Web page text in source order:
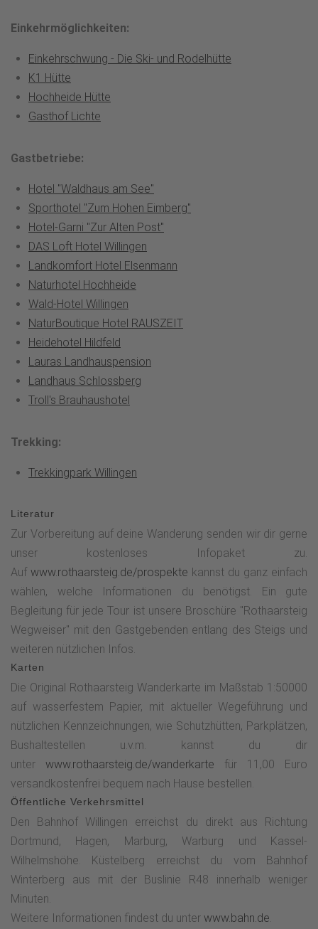
Einkehrmöglichkeiten:
Einkehrschwung - Die Ski- und Rodelhütte
K1 Hütte
Hochheide Hütte
Gasthof Lichte
Gastbetriebe:
Hotel "Waldhaus am See"
Sporthotel "Zum Hohen Eimberg"
Hotel-Garni "Zur Alten Post"
DAS Loft Hotel Willingen
Landkomfort Hotel Elsenmann
Naturhotel Hochheide
Wald-Hotel Willingen
NaturBoutique Hotel RAUSZEIT
Heidehotel Hildfeld
Lauras Landhauspension
Landhaus Schlossberg
Troll's Brauhaushotel
Trekking:
Trekkingpark Willingen
Literatur
Zur Vorbereitung auf deine Wanderung senden wir dir gerne
unser kostenloses Infopaket zu.
Auf www.rothaarsteig.de/prospekte kannst du ganz einfach
wählen, welche Informationen du benötigst. Ein gute
Begleitung für jede Tour ist unsere Broschüre "Rothaarsteig
Wegweiser" mit den Gastgebenden entlang des Steigs und
weiteren nützlichen Infos.
Karten
Die Original Rothaarsteig Wanderkarte im Maßstab 1:50000
auf wasserfestem Papier, mit aktueller Wegeführung und
nützlichen Kennzeichnungen, wie Schutzhütten, Parkplätzen,
Bushaltestellen u.v.m. kannst du dir
unter www.rothaarsteig.de/wanderkarte für 11,00 Euro
versandkostenfrei bequem nach Hause bestellen.
Öffentliche Verkehrsmittel
Den Bahnhof Willingen erreichst du direkt aus Richtung
Dortmund, Hagen, Marburg, Warburg und Kassel-
Wilhelmshöhe. Küstelberg erreichst du vom Bahnhof
Winterberg aus mit der Buslinie R48 innerhalb weniger
Minuten.
Weitere Informationen findest du unter www.bahn.de.